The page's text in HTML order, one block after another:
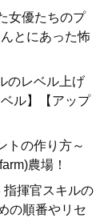
女優たちのプ
とにあった怖
のレベル上げ
ル】【アップ
トの作り方～
農場！
指揮官スキルの
の順番やリセ